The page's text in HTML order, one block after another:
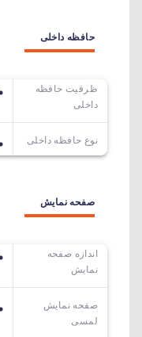
حافظه داخلی
ظرفیت حافظه
داخلی
نوع حافظه داخلی
صفحه نمایش
اندازه صفحه
نمایش
صفحه نمایش
لمسی